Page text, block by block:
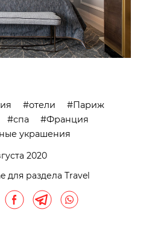
отели
Париж
спа
Франция
украшения
2020
для раздела Travel